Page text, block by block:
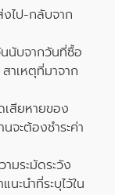
งไป-กลับจาก
นับจากวันที่ซื้อ
าเหตุที่มาจาก
เสียหายของ
ะต้องชำระค่า
มระมัดระวัง
ะนำที่ระบุไว้ใน